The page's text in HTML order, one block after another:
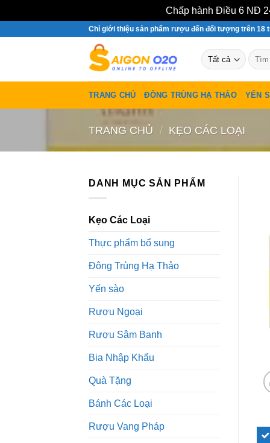
Chấp hành Điều 6 NĐ
Chỉ giới thiệu sản phẩm rượu đến đối tượng trên 18
Tìm
kiếm:
TRANG CHỦ ĐÔNG TRÙNG HẠ THẢO YẾN
TRANG CHỦ / KẸO CÁC LOẠI
DANH MỤC SẢN PHẨM
Kẹo Các Loại
Thực phẩm bổ sung
Đông Trùng Hạ Thảo
Yến sào
Rượu Ngoại
Rượu Sâm Banh
Bia Nhập Khẩu
Quà Tặng
Bánh Các Loại
Rượu Vang Pháp